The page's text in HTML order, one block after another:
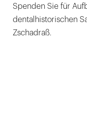
Spenden Sie für
dentalhistorischen
Zschadraß.